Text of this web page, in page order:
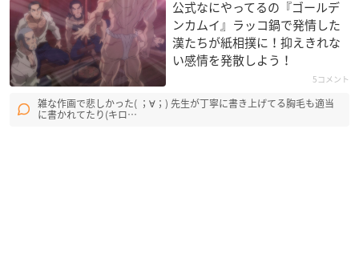
公式なにやってるの『ゴールデ
ンカムイ』ラッコ鍋で発情した
漢たちが紙相撲に！抑えきれな
い感情を発散しよう！
5コメント
雑な作画で悲しかった( ；∀；) 先生が丁寧に書き上げてる胸毛も適当
に書かれてたり(キロ…